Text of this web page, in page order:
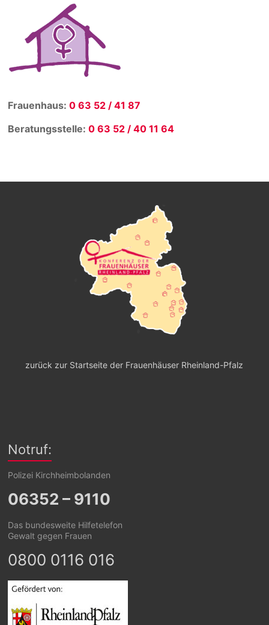
Frauenhaus:0 63 52 / 41 87
Beratungsstelle:0 63 52 / 40 11 64
zurück zur Startseite der Frauenhäuser Rheinland-Pfalz
Notruf:
Polizei Kirchheimbolanden
06352 – 9110
Das bundesweite Hilfetelefon
Gewalt gegen Frauen
0800 0116 016